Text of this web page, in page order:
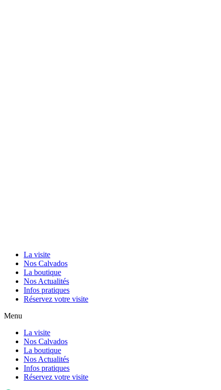
La visite
Nos Calvados
La boutique
Nos Actualités
Infos pratiques
Réservez votre visite
Menu
La visite
Nos Calvados
La boutique
Nos Actualités
Infos pratiques
Réservez votre visite